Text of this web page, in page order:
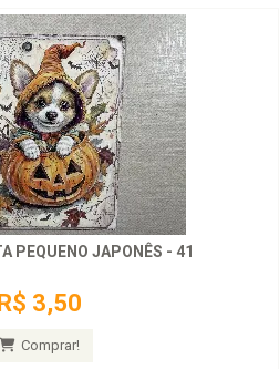
PEQUENO JAPONÊS - 41
3,50
Comprar!